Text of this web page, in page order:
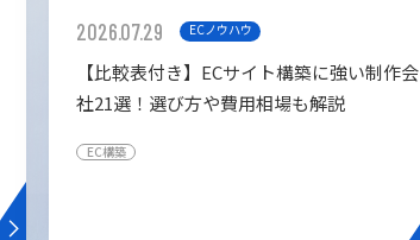
2026.07.29 ECノウハウ
【比較表付き】ECサイト構築に強い制作会
社21選！選び方や費用相場も解説
EC構築